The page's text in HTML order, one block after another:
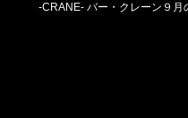
-CRANE- バー・クレーン９